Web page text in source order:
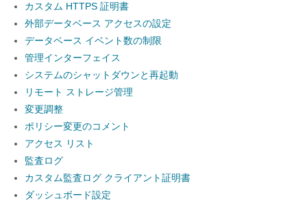
カスタム HTTPS 証明書
外部データベース アクセスの設定
データベース イベント数の制限
管理インターフェイス
システムのシャットダウンと再起動
リモート ストレージ管理
変更調整
ポリシー変更のコメント
アクセス リスト
監査ログ
カスタム監査ログ クライアント証明書
ダッシュボード設定